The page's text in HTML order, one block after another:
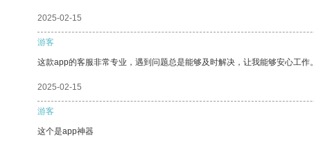
2025-02-15
游客
这款app的客服非常专业，遇到问题总是能够及时解决，让我能够安心工作。
2025-02-15
游客
这个是app神器